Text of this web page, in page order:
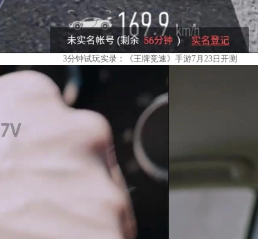
3分钟试玩实录：《王牌竞速》手游7月23日开测